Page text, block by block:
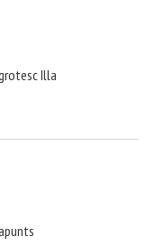
Illa